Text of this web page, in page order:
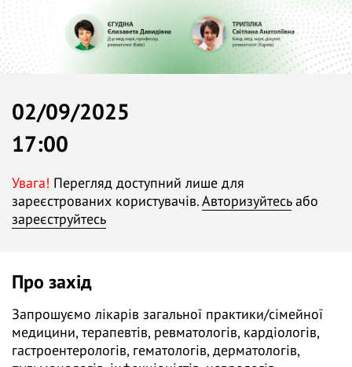
02/09/2025
17:00
Увага! Перегляд доступний лише для
зареєстрованих користувачів.Авторизуйтесьабо
зареєструйтесь
Про захід
Запрошуємо лікарів загальної практики/сімейної
медицини, терапевтів, ревматологів, кардіологів,
гастроентерологів, гематологів, дерматологів,